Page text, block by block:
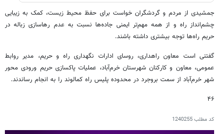
جمشیدی از مردم و گردشگران خواست برای حفظ محیط زیست، کمک به زیبایی
چشم‌انداز راه و از همه مهم‌تر ایمنی جاده‌ها نسبت به عدم رهاسازی زباله در
حریم راه‌ها توجه بیشتری داشته باشند.
گفتنی است معاون راهداری، روسای ادارات نگهداری راه و حریم، مدیر روابط
عمومی، معاون و کارکنان شهرستان خرم‌آباد، عملیات پاکسازی حریم ورودی محور
شهر خرم‌آباد از سمت بروجرد در محدوده پلیس راه کمالوند را به انجام رساندند.
۴۶
کد مطلب1240255